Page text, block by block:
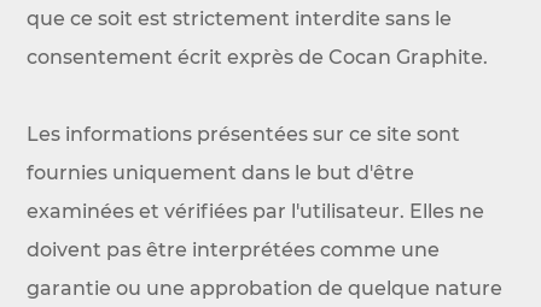
que ce soit est strictement interdite sans le
consentement écrit exprès de Cocan Graphite.
Les informations présentées sur ce site sont
fournies uniquement dans le but d'être
examinées et vérifiées par l'utilisateur. Elles ne
doivent pas être interprétées comme une
garantie ou une approbation de quelque nature